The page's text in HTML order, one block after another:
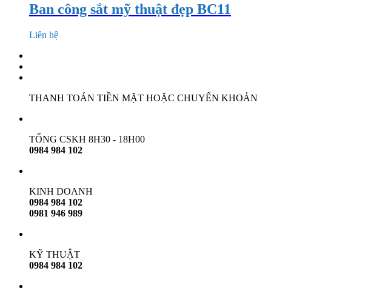
Ban công sắt mỹ thuật đẹp BC11
Liên hệ
THANH TOÁN TIỀN MẶT HOẶC CHUYỂN KHOẢN
TỔNG CSKH 8H30 - 18H00
0984 984 102
KINH DOANH
0984 984 102
0981 946 989
KỸ THUẬT
0984 984 102